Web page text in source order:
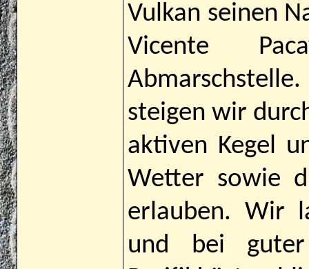
Vulkan seinen
Vicente
steigen wir
aktiven Kegel
Wetter sowie
erlauben. Wir
und bei